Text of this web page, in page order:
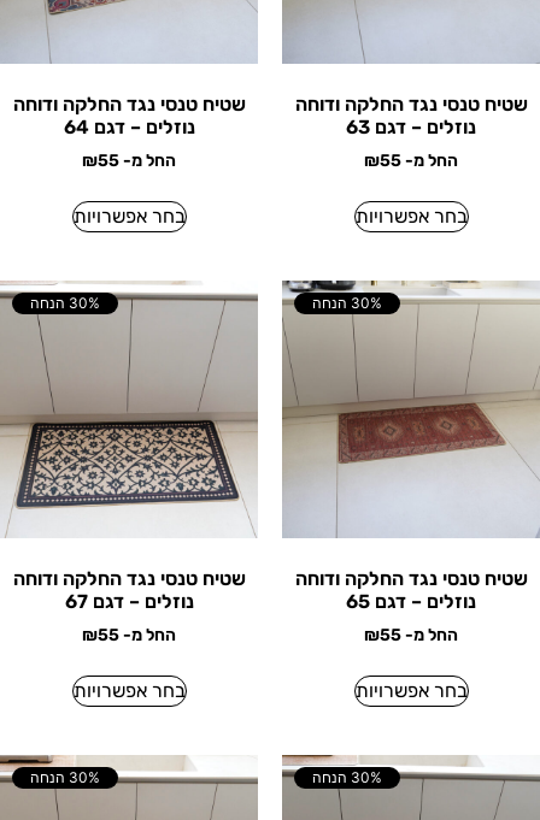
שטיח טנסי נגד החלקה ודוחה
נוזלים – דגם 63
החל מ- ₪55
בחר אפשרויות
שטיח טנסי נגד החלקה ודוחה
נוזלים – דגם 64
החל מ- ₪55
בחר אפשרויות
30% הנחה
שטיח טנסי נגד החלקה ודוחה
נוזלים – דגם 65
החל מ- ₪55
בחר אפשרויות
30% הנחה
שטיח טנסי נגד החלקה ודוחה
נוזלים – דגם 67
החל מ- ₪55
בחר אפשרויות
30% הנחה 30% הנחה